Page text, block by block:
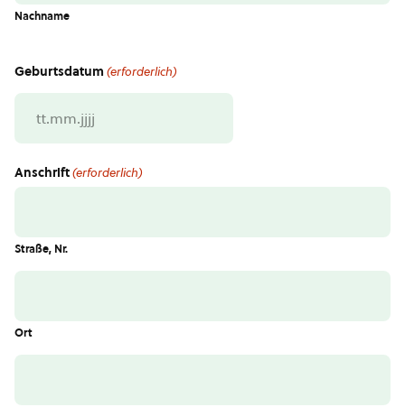
Nachname
Geburtsdatum (erforderlich)
MM
Anschrift(erforderlich)
Straße, Nr.
Ort